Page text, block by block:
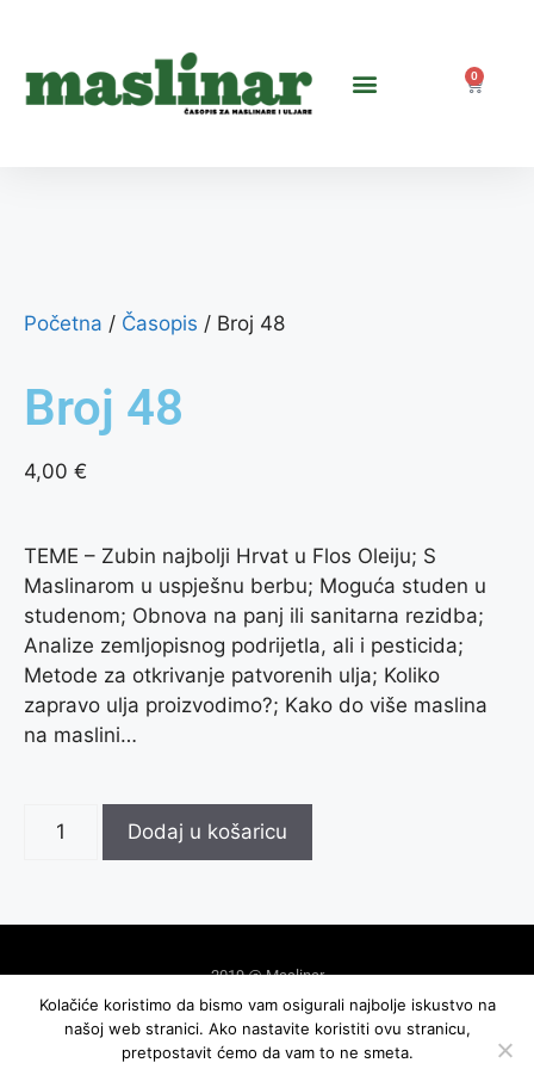
0
Početna / Časopis / Broj 48
Broj 48
4,00 €
TEME – Zubin najbolji Hrvat u Flos Oleiju; S
Maslinarom u uspješnu berbu; Moguća studen u
studenom; Obnova na panj ili sanitarna rezidba;
Analize zemljopisnog podrijetla, ali i pesticida;
Metode za otkrivanje patvorenih ulja; Koliko
zapravo ulja proizvodimo?; Kako do više maslina
na maslini…
Dodaj u košaricu
2019 @ Maslinar
izrada: exdizajn
Kolačiće koristimo da bismo vam osigurali najbolje iskustvo na
našoj web stranici. Ako nastavite koristiti ovu stranicu,
pretpostavit ćemo da vam to ne smeta.